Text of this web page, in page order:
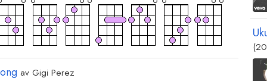
av Gigi Perez